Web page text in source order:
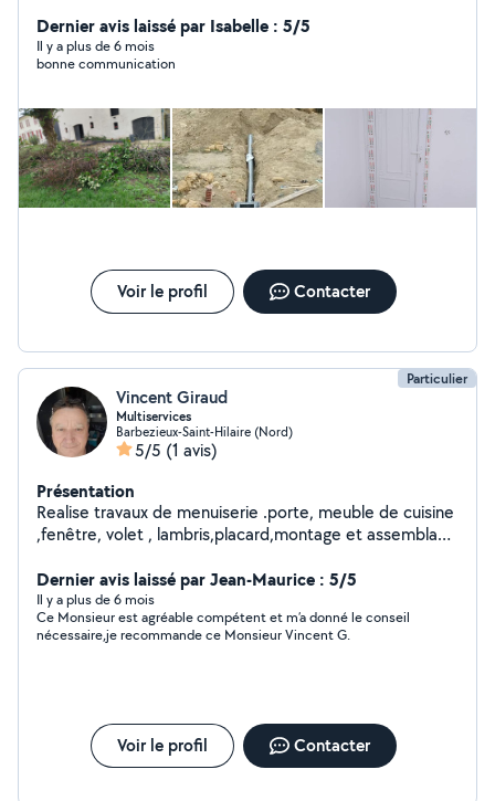
Dernier avis laissé par Isabelle : 5/5
Il y a plus de 6 mois
bonne communication
Voir le profil Contacter
Particulier
Vincent Giraud
Multiservices
Barbezieux-Saint-Hilaire (Nord)
5/5 (1 avis)
Présentation
Realise travaux de menuiserie .porte, meuble de cuisine
,fenêtre, volet , lambris,placard,montage et assemblage
,peinture,plomberie, tonte et entretien de jardin
.technicien de maintenance chauffagiste ,clim,poele a
granulé, chaudiere fioul
Dernier avis laissé par Jean-Maurice : 5/5
Il y a plus de 6 mois
Ce Monsieur est agréable compétent et m’a donné le conseil
nécessaire,je recommande ce Monsieur Vincent G.
Voir le profil Contacter